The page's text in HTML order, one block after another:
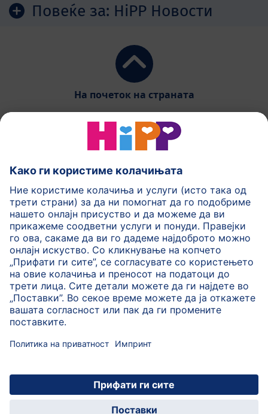
Повеќе за: HiPP Новости
На почеток на страната
HiPP Млечни формули
HiPP Храна за бебиња
HiPP за деца
HiPP Нега за кожа
HiPP Бременост
Политика на приватност
Услови на користење
Импринт
Повеќе за HiPP Контакт